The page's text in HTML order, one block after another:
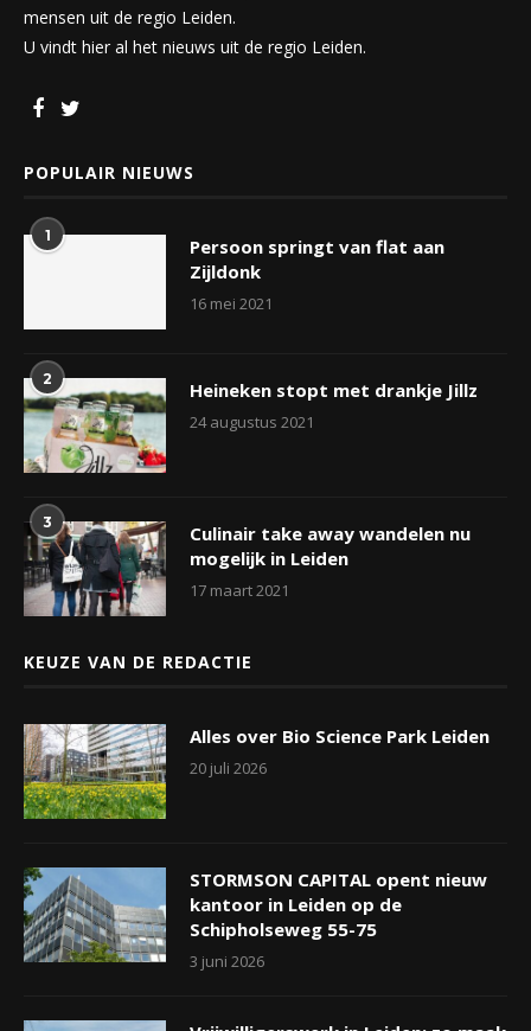
mensen uit de regio Leiden.
U vindt hier al het nieuws uit de regio Leiden.
POPULAIR NIEUWS
1
Persoon springt van flat aan
Zijldonk
16 mei 2021
2 Heineken stopt met drankje Jillz
24 augustus 2021
3
Culinair take away wandelen nu
mogelijk in Leiden
17 maart 2021
KEUZE VAN DE REDACTIE
Alles over Bio Science Park Leiden
20 juli 2026
STORMSON CAPITAL opent nieuw
kantoor in Leiden op de
Schipholseweg 55-75
3 juni 2026